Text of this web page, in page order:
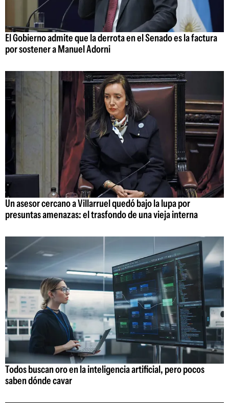
El Gobierno admite que la derrota en el Senado es la factura
por sostener a Manuel Adorni
Un asesor cercano a Villarruel quedó bajo la lupa por
presuntas amenazas: el trasfondo de una vieja interna
Todos buscan oro en la inteligencia artificial, pero pocos
saben dónde cavar